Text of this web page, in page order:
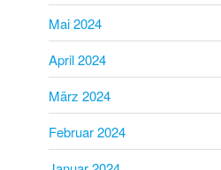
Mai 2024
April 2024
März 2024
Februar 2024